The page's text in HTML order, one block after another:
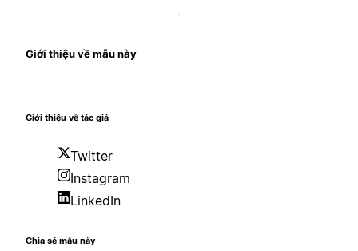
Giới thiệu về mẫu này
Giới thiệu về tác giả
Twitter
Instagram
LinkedIn
Chia sẻ mẫu này